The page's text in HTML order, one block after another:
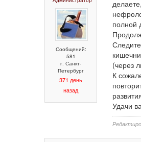
Сообщений:
581
г. Санкт-
Петербург
371 день
назад
полной
(через
К
Удачи